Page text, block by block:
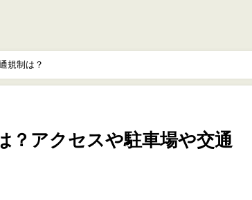
規制は？
？アクセスや駐車場や交通